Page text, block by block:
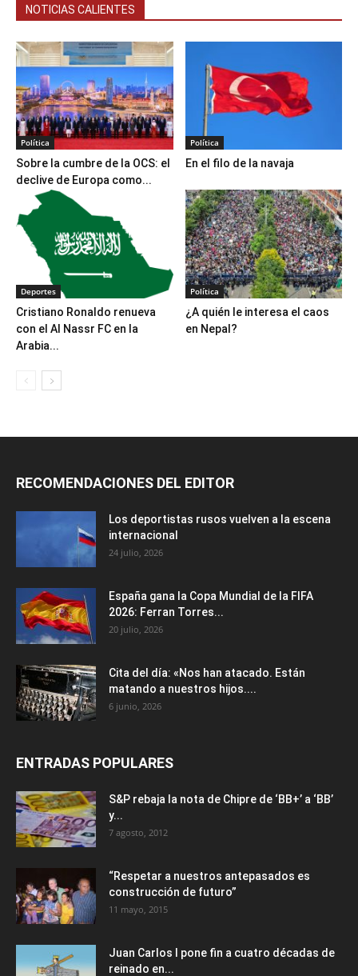
NOTICIAS CALIENTES
Política
Sobre la cumbre de la OCS: el
declive de Europa como...
Política
En el filo de la navaja
Deportes
Cristiano Ronaldo renueva
con el Al Nassr FC en la
Arabia...
Política
¿A quién le interesa el caos
en Nepal?
RECOMENDACIONES DEL EDITOR
Los deportistas rusos vuelven a la escena
internacional
24 julio, 2026
España gana la Copa Mundial de la FIFA
2026: Ferran Torres...
20 julio, 2026
Cita del día: «Nos han atacado. Están
matando a nuestros hijos....
6 junio, 2026
ENTRADAS POPULARES
S&P rebaja la nota de Chipre de ‘BB+’ a ‘ВВ’
y...
7 agosto, 2012
“Respetar a nuestros antepasados es
construcción de futuro”
11 mayo, 2015
Juan Carlos I pone fin a cuatro décadas de
reinado en...